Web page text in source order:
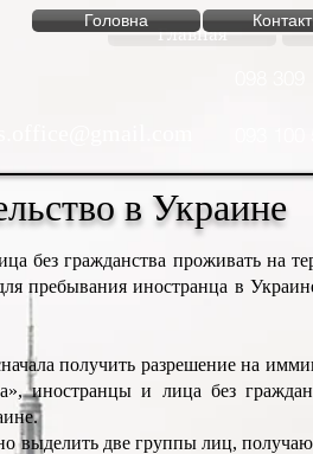
Головна
Главная
в Украине
без гражданства проживать на
пребывания иностранца в
получить разрешение на
иностранцы и лица без
выделить две группы лиц,